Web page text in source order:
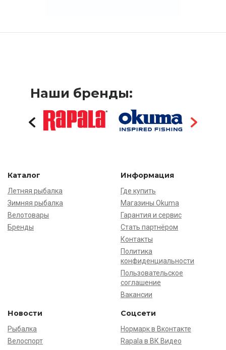
Наши бренды:
Каталог
Летняя рыбалка
Зимняя рыбалка
Велотовары
Бренды
Информация
Где купить
Магазины Okuma
Гарантия и сервис
Стать партнёром
Контакты
Политика
конфиденциальности
Пользовательское
соглашение
Вакансии
Новости
Рыбалка
Велоспорт
Соцсети
Нормарк в Вконтакте
Rapala в ВК Видео